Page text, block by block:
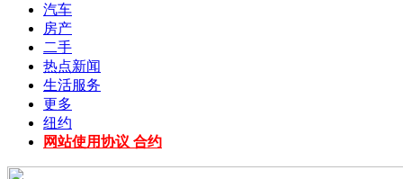
汽车
房产
二手
热点新闻
生活服务
更多
纽约
网站使用协议 合约